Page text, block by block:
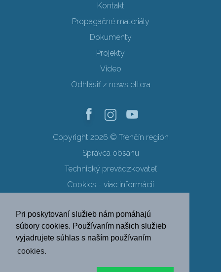
Pri poskytovaní služieb nám pomáhajú
súbory cookies. Používaním našich služieb
vyjadrujete súhlas s naším používaním
cookies.
Kontakt
Propagačné materiály
Dokumenty
Projekty
Video
Odhlásiť z newslettera
Copyright 2026 © Trenčín región
Správca obsahu
Technický prevádzkovateľ
Cookies - viac informácií
Ochrana osobných údajov
SK EN DE
PL